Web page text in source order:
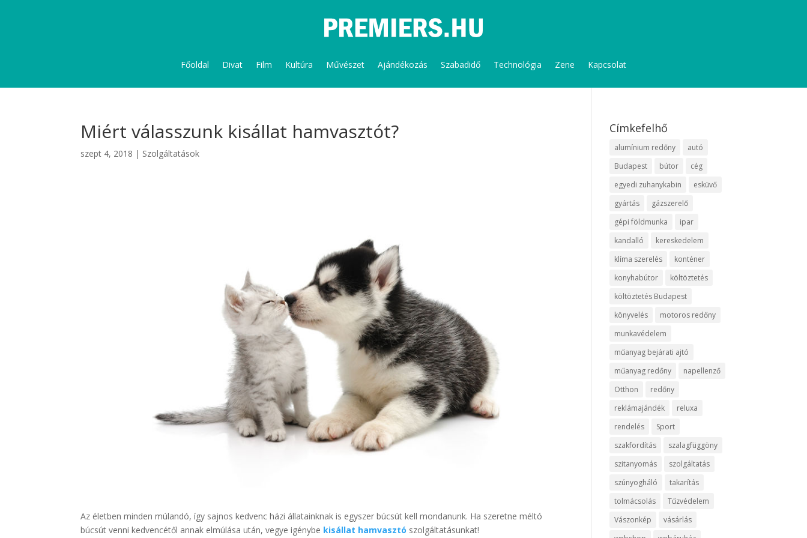
Főoldal Divat Film Kultúra Művészet Ajándékozás Szabadidő Technológia Zene Kapcsolat
Miért válasszunk kisállat hamvasztót?
szept 4, 2018 | Szolgáltatások
Az életben minden múlandó, így sajnos kedvenc házi állatainknak is egyszer búcsút kell mondanunk. Ha szeretne méltó
búcsút venni kedvencétől annak elmúlása után, vegye igénybe kisállat hamvasztó szolgáltatásunkat!
Címkefelhő
alumínium redőny
autó
Budapest
bútor
cég
egyedi zuhanykabin
esküvő
gyártás
gázszerelő
gépi földmunka
ipar
kandalló
kereskedelem
klíma szerelés
konténer
konyhabútor
költöztetés
költöztetés Budapest
könyvelés
motoros redőny
munkavédelem
műanyag bejárati ajtó
műanyag redőny
napellenző
Otthon
redőny
reklámajándék
reluxa
rendelés
Sport
szakfordítás
szalagfüggöny
szitanyomás
szolgáltatás
szúnyogháló
takarítás
tolmácsolás
Tűzvédelem
Vászonkép
vásárlás